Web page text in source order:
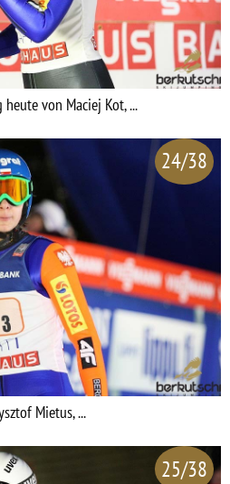
heute von Maciej Kot, ...
24/38
Mietus, ...
25/38